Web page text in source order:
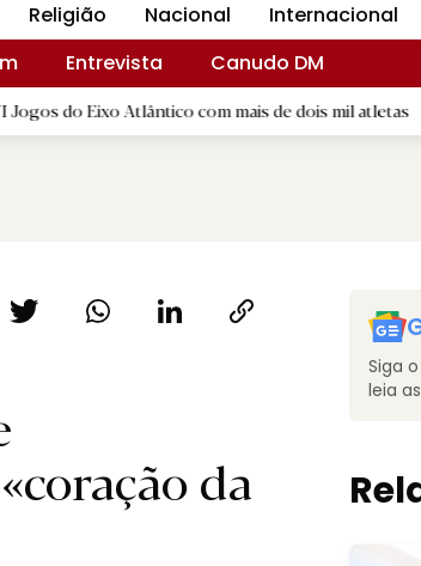
Religião Nacional
Internacional
Entrevista
Canudo DM
Atlântico com mais de dois mil atletas | B.
da
Siga
leia